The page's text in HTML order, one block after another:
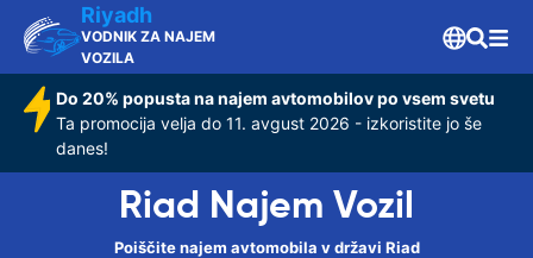
Riyadh
VODNIK ZA NAJEM
VOZILA
Do 20% popusta na najem avtomobilov po vsem svetu
Ta promocija velja do 11. avgust 2026 - izkoristite jo še
danes!
Riad Najem Vozil
Poiščite najem avtomobila v državi Riad